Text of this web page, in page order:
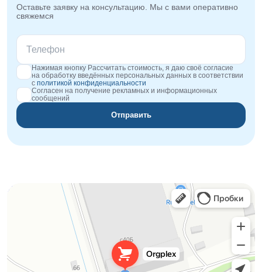
Оставьте заявку на консультацию. Мы с вами оперативно
свяжемся
Нажимая кнопку Рассчитать стоимость, я даю своё согласие
на обработку введённых персональных данных в соответствии
с политикой конфиденциальности
Согласен на получение рекламных и информационных
сообщений
Отправить
Orgplex
Оргстекло, поликарбонат в Лыткарине
Торговое оборудование в Лыткарине